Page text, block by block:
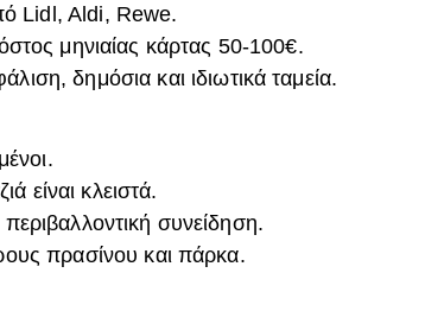
Lidl, Aldi, Rewe.
μηνιαίας κάρτας 50-100€.
δημόσια και ιδιωτικά ταμεία.
είναι κλειστά.
συνείδηση.
πρασίνου και πάρκα.